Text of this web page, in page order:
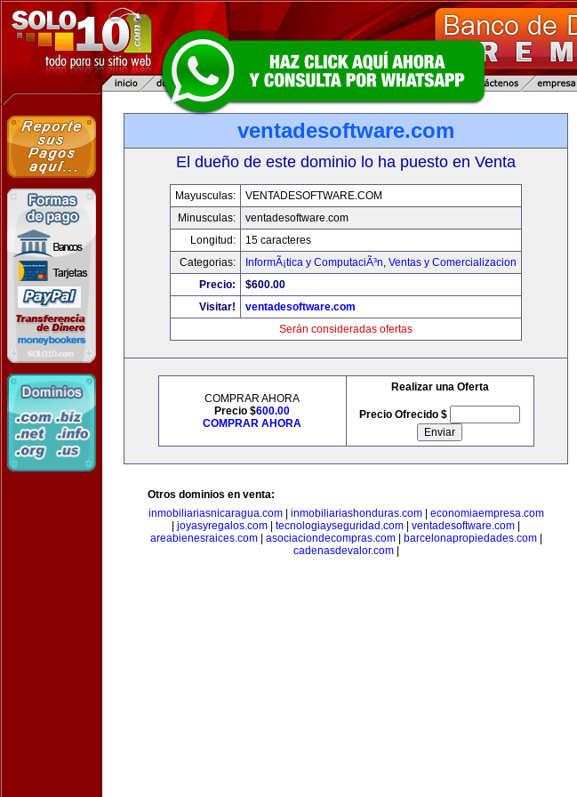
ventadesoftware.com
El dueño de este dominio lo ha puesto en Venta
Mayusculas:
VENTADESOFTWARE.COM
Minusculas:
ventadesoftware.com
Longitud:
15 caracteres
Categorias:
InformÃ¡tica y ComputaciÃ³n, Ventas y Comercializacion
Precio:
$600.00
Visitar!
ventadesoftware.com
Serán consideradas ofertas
COMPRAR AHORA
Precio $600.00
COMPRAR AHORA
Realizar una Oferta
Precio Ofrecido $
Otros dominios en venta:
inmobiliariasnicaragua.com| inmobiliariashonduras.com| economiaempresa.com
joyasyregalos.com tecnologiayseguridad.com ventadesoftware.com
areabienesraices.com| asociaciondecompras.com| barcelonapropiedades.com|
cadenasdevalor.com|